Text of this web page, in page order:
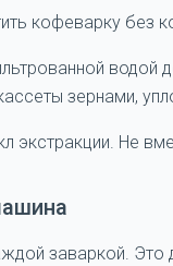
кофеварку без
водой
зернами,
экстракции. Не
заваркой.